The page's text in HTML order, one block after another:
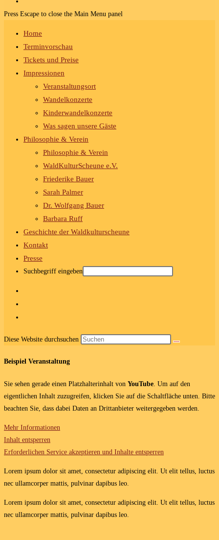
Press Escape to close the Main Menu panel
Home
Terminvorschau
Tickets und Preise
Impressionen
Veranstaltungsort
Wandelkonzerte
Kinderwandelkonzerte
Was sagen unsere Gäste
Philosophie & Verein
Philosophie & Verein
WaldKulturScheune e.V.
Friederike Bauer
Sarah Palmer
Dr. Wolfgang Bauer
Barbara Ruff
Geschichte der Waldkulturscheune
Kontakt
Presse
Suchbegriff eingeben
Diese Website durchsuchen
Beispiel Veranstaltung
Sie sehen gerade einen Platzhalterinhalt von YouTube . Um auf den
eigentlichen Inhalt zuzugreifen, klicken Sie auf die Schaltfläche unten. Bitte
beachten Sie, dass dabei Daten an Drittanbieter weitergegeben werden.
Mehr Informationen
Inhalt entsperren
Erforderlichen Service akzeptieren und Inhalte entsperren
Lorem ipsum dolor sit amet, consectetur adipiscing elit. Ut elit tellus, luctus
nec ullamcorper mattis, pulvinar dapibus leo.
Lorem ipsum dolor sit amet, consectetur adipiscing elit. Ut elit tellus, luctus
nec ullamcorper mattis, pulvinar dapibus leo.